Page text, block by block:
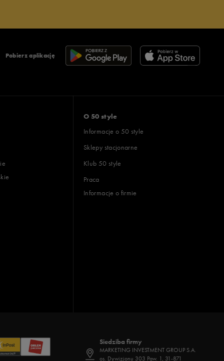
Pobierz aplikację
O 50 style
Informacje o 50 style
Sklepy stacjonarne
Klub 50 style
Praca
Informacje o firmie
Siedziba firmy
MARKETING INVESTMENT GROUP S.A.
os. Dywizjonu 303 Paw. 1, 31-871